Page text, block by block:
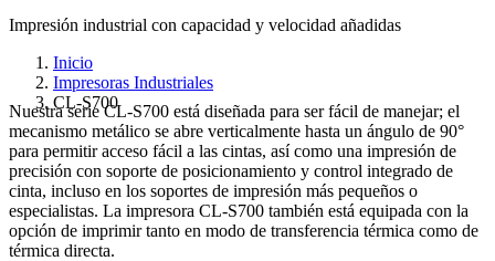
Impresión industrial con capacidad y velocidad añadidas
Inicio
Impresoras Industriales
CL-S700
Nuestra serie CL-S700 está diseñada para ser fácil de manejar; el
mecanismo metálico se abre verticalmente hasta un ángulo de 90°
para permitir acceso fácil a las cintas, así como una impresión de
precisión con soporte de posicionamiento y control integrado de
cinta, incluso en los soportes de impresión más pequeños o
especialistas. La impresora CL-S700 también está equipada con la
opción de imprimir tanto en modo de transferencia térmica como de
térmica directa.